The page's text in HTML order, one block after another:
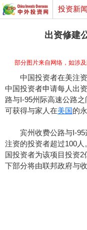
投资新闻
出资修建
部分图片来自网络，如涉
中国投资者在美注资
中国投资者申请每人出
路与I-95州际高速公路
可获得与家人在美国的
宾州收费公路与I-95
注资的投资者超过100
国投资者为该项目投资
下部分将由联邦政府与